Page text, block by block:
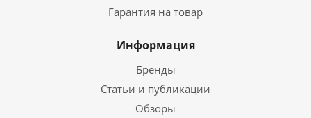
Гарантия на товар
Информация
Бренды
Статьи и публикации
Обзоры